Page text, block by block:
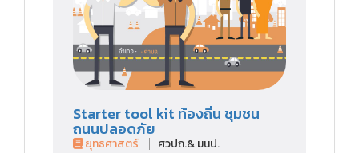
Starter tool kit ท้องถิ่น ชุมชน
ถนนปลอดภัย
ยุทธศาสตร์ ศวปถ.& มนป.